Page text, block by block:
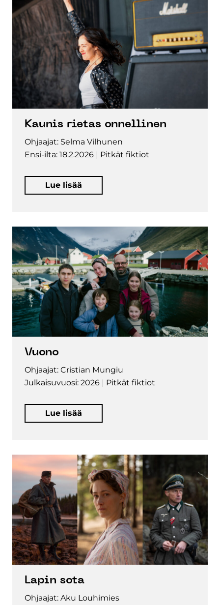
Kaunis rietas onnellinen
Ohjaajat: Selma Vilhunen
Ensi-ilta: 18.2.2026
Pitkät fiktiot
Lue lisää
Vuono
Ohjaajat: Cristian Mungiu
Julkaisuvuosi: 2026
Pitkät fiktiot
Lue lisää
Lapin sota
Ohjaajat: Aku Louhimies